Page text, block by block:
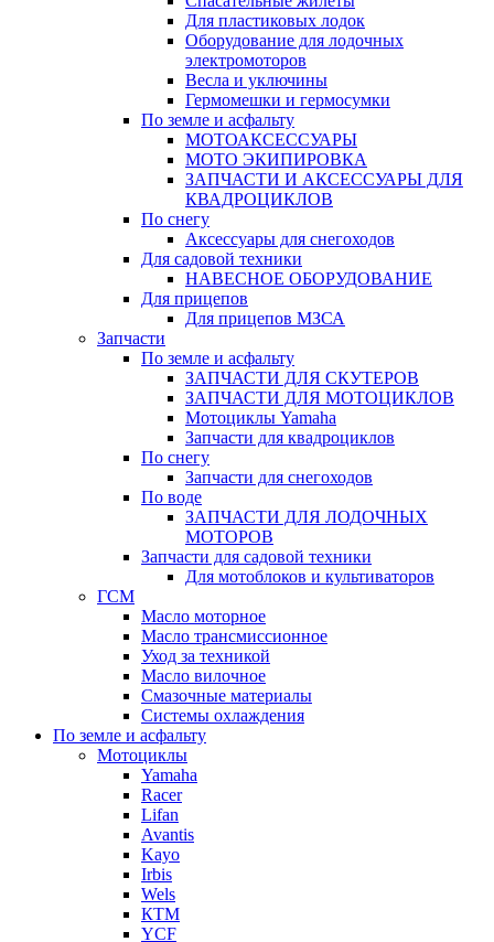
Для пластиковых лодок
Оборудование для лодочных
электромоторов
Весла и уключины
Гермомешки и гермосумки
По земле и асфальту
МОТОАКСЕССУАРЫ
МОТО ЭКИПИРОВКА
ЗАПЧАСТИ И АКСЕССУАРЫ ДЛЯ
КВАДРОЦИКЛОВ
По снегу
Аксессуары для снегоходов
Для садовой техники
НАВЕСНОЕ ОБОРУДОВАНИЕ
Для прицепов
Для прицепов МЗСА
Запчасти
По земле и асфальту
ЗАПЧАСТИ ДЛЯ СКУТЕРОВ
ЗАПЧАСТИ ДЛЯ МОТОЦИКЛОВ
Мотоциклы Yamaha
Запчасти для квадроциклов
По снегу
Запчасти для снегоходов
По воде
ЗАПЧАСТИ ДЛЯ ЛОДОЧНЫХ
МОТОРОВ
Запчасти для садовой техники
Для мотоблоков и культиваторов
ГСМ
Масло моторное
Масло трансмиссионное
Уход за техникой
Масло вилочное
Смазочные материалы
Системы охлаждения
По земле и асфальту
Мотоциклы
Yamaha
Racer
Lifan
Avantis
Kayo
Irbis
Wels
КТМ
YCF